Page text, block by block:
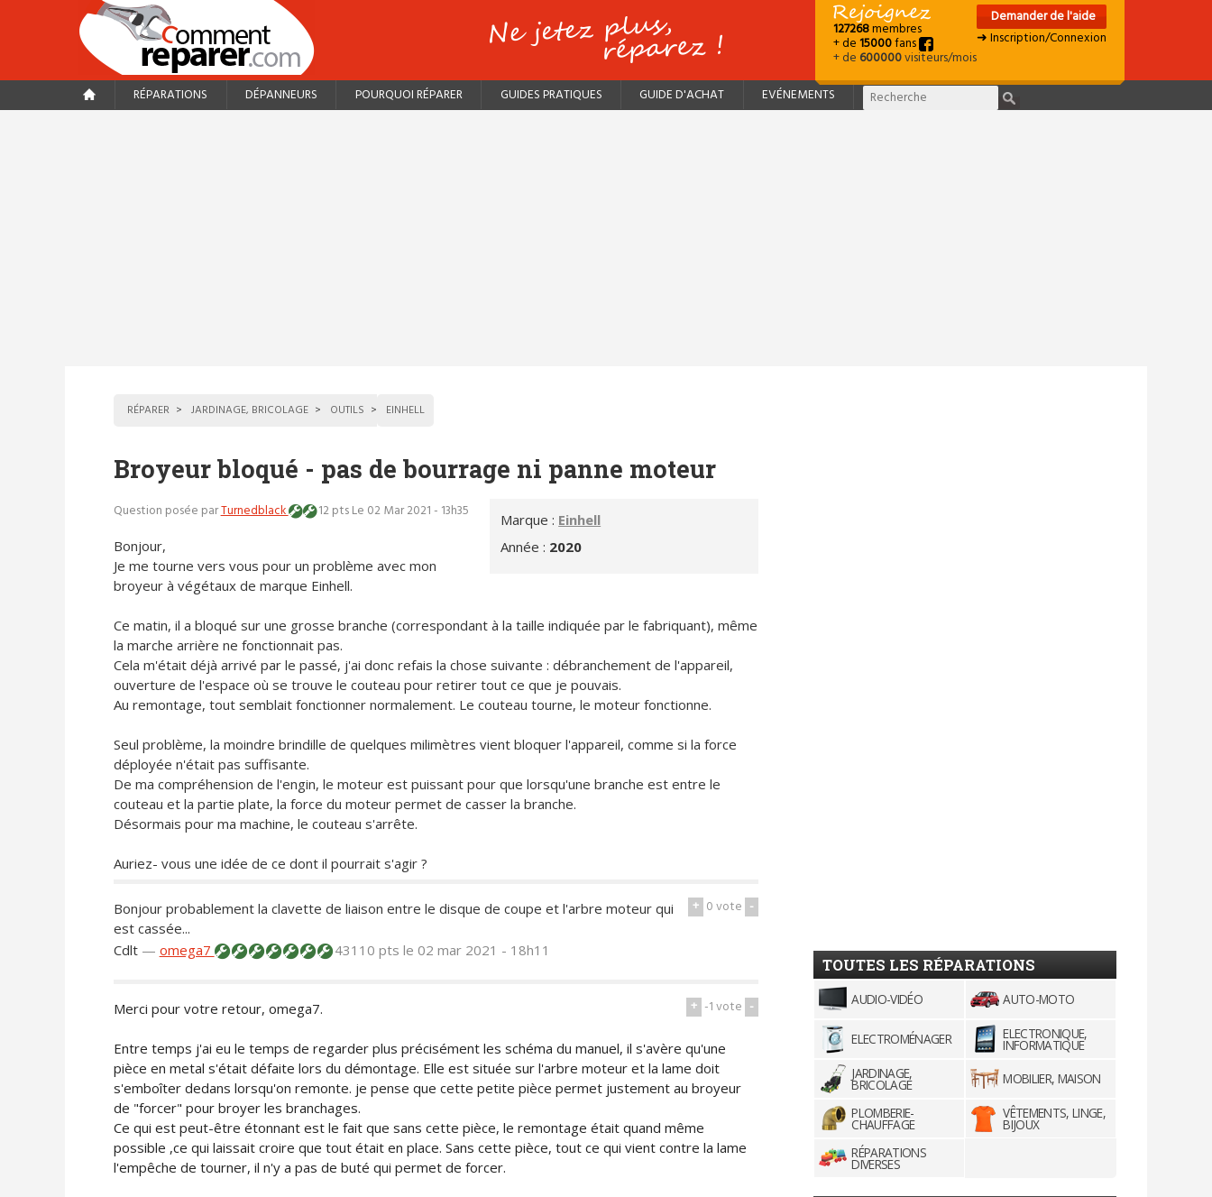
127268membres
+ de15000fans
+ de600000visiteurs/mois
Demander de l'aide
➜ Inscription/Connexion
RÉPARATIONS DÉPANNEURS POURQUOI RÉPARER GUIDES PRATIQUES GUIDE D'ACHAT EVÉNEMENTS
RÉPARER JARDINAGE, BRICOLAGE OUTILS EINHELL
Broyeur bloqué - pas de bourrage ni panne moteur
Marque : Einhell
Année : 2020
Question posée parTurnedblack 12 ptsLe 02 Mar 2021 - 13h35
Bonjour,
Je me tourne vers vous pour un problème avec mon
broyeur à végétaux de marque Einhell.
Ce matin, il a bloqué sur une grosse branche (correspondant à la taille indiquée par le fabriquant), même
la marche arrière ne fonctionnait pas.
Cela m'était déjà arrivé par le passé, j'ai donc refais la chose suivante : débranchement de l'appareil,
ouverture de l'espace où se trouve le couteau pour retirer tout ce que je pouvais.
Au remontage, tout semblait fonctionner normalement. Le couteau tourne, le moteur fonctionne.
Seul problème, la moindre brindille de quelques milimètres vient bloquer l'appareil, comme si la force
déployée n'était pas suffisante.
De ma compréhension de l'engin, le moteur est puissant pour que lorsqu'une branche est entre le
couteau et la partie plate, la force du moteur permet de casser la branche.
Désormais pour ma machine, le couteau s'arrête.
Auriez- vous une idée de ce dont il pourrait s'agir ?
+ 0vote -
Bonjour probablement la clavette de liaison entre le disque de coupe et l'arbre moteur qui
est cassée...
Cdlt — omega7 43110 pts le 02 mar 2021 - 18h11
+ -1vote -
Merci pour votre retour, omega7.
Entre temps j'ai eu le temps de regarder plus précisément les schéma du manuel, il s'avère qu'une
pièce en metal s'était défaite lors du démontage. Elle est située sur l'arbre moteur et la lame doit
s'emboîter dedans lorsqu'on remonte. je pense que cette petite pièce permet justement au broyeur
de "forcer" pour broyer les branchages.
Ce qui est peut-être étonnant est le fait que sans cette pièce, le remontage était quand même
possible ,ce qui laissait croire que tout était en place. Sans cette pièce, tout ce qui vient contre la lame
l'empêche de tourner, il n'y a pas de buté qui permet de forcer.
TOUTES LES RÉPARATIONS
AUDIO-VIDÉO AUTO-MOTO
ELECTROMÉNAGER ELECTRONIQUE,
INFORMATIQUE
JARDINAGE,
BRICOLAGE
MOBILIER, MAISON
PLOMBERIE-
CHAUFFAGE
VÊTEMENTS, LINGE,
BIJOUX
RÉPARATIONS
DIVERSES